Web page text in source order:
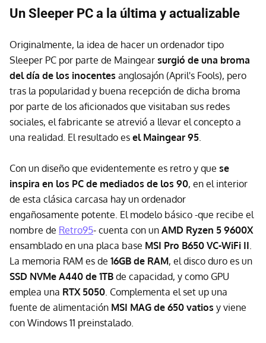
Un Sleeper PC a la última y actualizable
Originalmente, la idea de hacer un ordenador tipo
Sleeper PC por parte de Maingear surgió de una broma
del día de los inocentes anglosajón (April's Fools), pero
tras la popularidad y buena recepción de dicha broma
por parte de los aficionados que visitaban sus redes
sociales, el fabricante se atrevió a llevar el concepto a
una realidad. El resultado es el Maingear 95.
Con un diseño que evidentemente es retro y que se
inspira en los PC de mediados de los 90, en el interior
de esta clásica carcasa hay un ordenador
engañosamente potente. El modelo básico -que recibe el
nombre de Retro95- cuenta con un AMD Ryzen 5 9600X
ensamblado en una placa base MSI Pro B650 VC-WiFi II.
La memoria RAM es de 16GB de RAM, el disco duro es un
SSD NVMe A440 de 1TB de capacidad, y como GPU
emplea una RTX 5050. Complementa el set up una
fuente de alimentación MSI MAG de 650 vatios y viene
con Windows 11 preinstalado.